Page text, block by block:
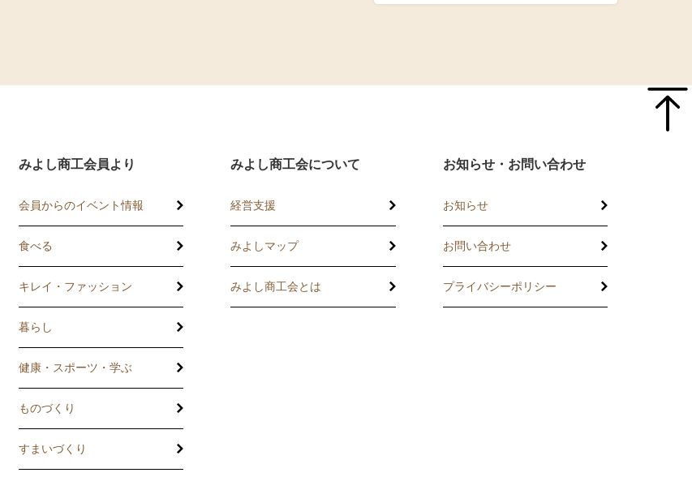
みよし商工会員より
会員からのイベント情報
食べる
キレイ・ファッション
暮らし
健康・スポーツ・学ぶ
ものづくり
すまいづくり
みよし商工会について
経営支援
講習会
記帳相談指導
みよしマップ
みよし商工会とは
お知らせ・お問い合わせ
お知らせ
お問い合わせ
プライバシーポリシー